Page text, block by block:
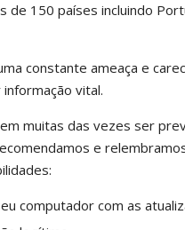
de 150 países incluindo
constante ameaça e
vital.
muitas das vezes ser
e
computador com as